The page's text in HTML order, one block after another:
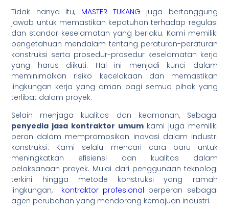
Tidak hanya itu, MASTER TUKANG juga bertanggung
jawab untuk memastikan kepatuhan terhadap regulasi
dan standar keselamatan yang berlaku. Kami memiliki
pengetahuan mendalam tentang peraturan-peraturan
konstruksi serta prosedur-prosedur keselamatan kerja
yang harus diikuti. Hal ini menjadi kunci dalam
meminimalkan risiko kecelakaan dan memastikan
lingkungan kerja yang aman bagi semua pihak yang
terlibat dalam proyek.
Selain menjaga kualitas dan keamanan, Sebagai
penyedia jasa kontraktor umum kami juga memiliki
peran dalam mempromosikan inovasi dalam industri
konstruksi. Kami selalu mencari cara baru untuk
meningkatkan efisiensi dan kualitas dalam
pelaksanaan proyek. Mulai dari penggunaan teknologi
terkini hingga metode konstruksi yang ramah
lingkungan, kontraktor profesional berperan sebagai
agen perubahan yang mendorong kemajuan industri.